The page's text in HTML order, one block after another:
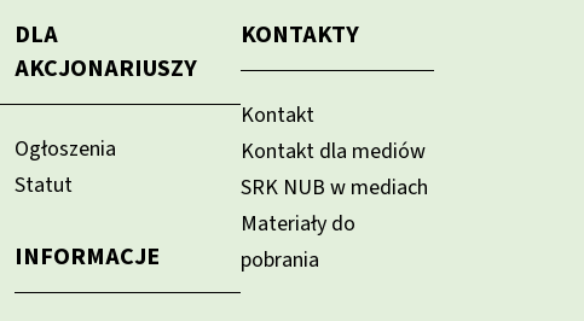
DLA
AKCJONARIUSZY
Ogłoszenia
Statut
INFORMACJE
KONTAKTY
Kontakt
Kontakt dla mediów
SRK NUB w mediach
Materiały do
pobrania